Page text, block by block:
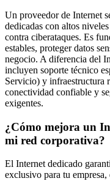
Un proveedor de Internet
dedicadas con altos
contra ciberataques. Es
estables, proteger datos
negocio. A diferencia del
incluyen soporte técnico
Servicio) y infraestructura
conectividad confiable y
exigentes.
¿Cómo mejora un
mi red corporativa?
El Internet dedicado
exclusivo para tu